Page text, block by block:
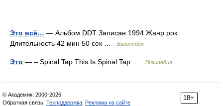
Это всё… — Альбом DDT Записан 1994 Жанр рок
Длительность 42 мин 50 сек …
Википедия
Это — – Spinal Tap This Is Spinal Tap … Википедия
18+
© Академик, 2000-2026
Обратная связь: Техподдержка Реклама на сайте